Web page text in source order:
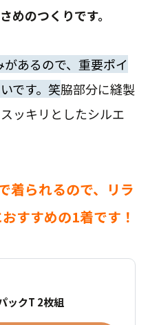
めのつくりです。
あるので、重要ポイ
です。笑脇部分に縫製
ッキリとしたシルエ
着られるので、リラ
すすめの1着です！
ックT 2枚組